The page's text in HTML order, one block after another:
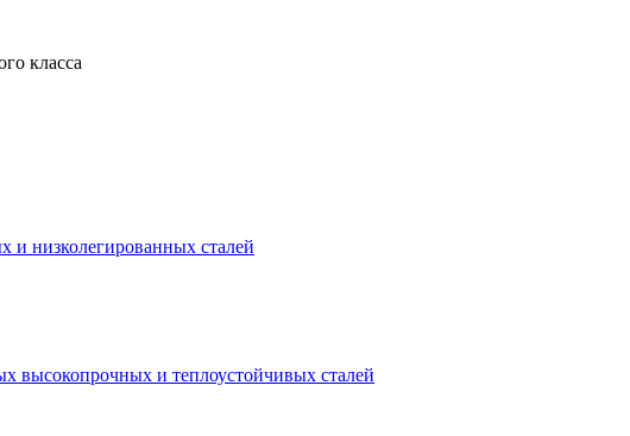
класса
и низколегированных сталей
высокопрочных и теплоустойчивых сталей